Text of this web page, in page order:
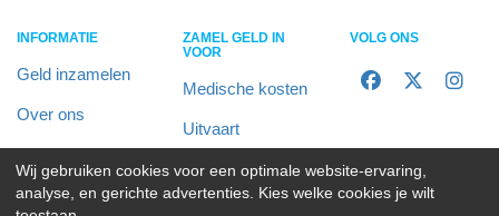
INFORMATIE
Geld inzamelen
Over ons
In het nieuws
Contact
ZAMEL GELD IN
VOOR
Medische kosten
Uitvaart
Rolstoelbus
VOLG ONS
Wij gebruiken cookies voor een optimale website-ervaring,
analyse, en gerichte advertenties. Kies welke cookies je wilt